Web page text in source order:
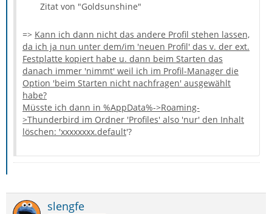
Zitat von "Goldsunshine"
=> Kann ich dann nicht das andere Profil stehen lassen,
da ich ja nun unter dem/im 'neuen Profil' das v. der ext.
Festplatte kopiert habe u. dann beim Starten das
danach immer 'nimmt' weil ich im Profil-Manager die
Option 'beim Starten nicht nachfragen' ausgewählt
habe?
Müsste ich dann in %AppData%->Roaming-
>Thunderbird im Ordner 'Profiles' also 'nur' den Inhalt
löschen: 'xxxxxxxx.default'?
slengfe